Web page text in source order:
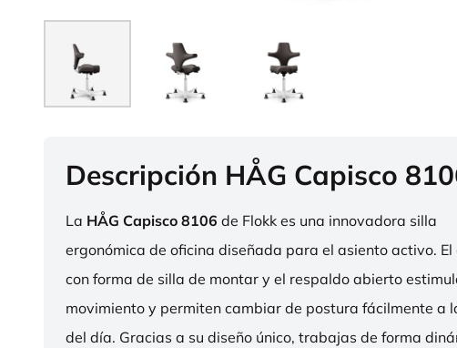
Descripción HÅG Capisco
La HÅG Capisco 8106 de Flokk es una innovadora silla
ergonómica de oficina diseñada para el asiento activo. El
con forma de silla de montar y el respaldo abierto
movimiento y permiten cambiar de postura fácilmente a
del día. Gracias a su diseño único, trabajas de forma